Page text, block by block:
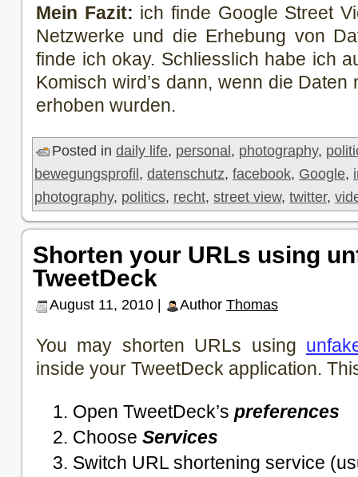
Mein Fazit: ich finde Google Street
Netzwerke und die Erhebung von
finde ich okay. Schliesslich habe ich
Komisch wird’s dann, wenn die
erhoben wurden.
Posted in daily life, personal , photography,
bewegungsprofil , datenschutz, facebook, Google,
photography, politics, recht, street view, twitter,
Shorten your URLs using
TweetDeck
August 11, 2010 | Author Thomas
You may shorten URLs using
inside your TweetDeck application.
Open TweetDeck’s preferences
Choose Services
Switch URL shortening service